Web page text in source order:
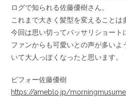
ログで知られる佐藤優樹さん。
これまで大きく髪型を変えることは
今回は思い切ってバッサリショート
ファンからも可愛いとの声が多いよ
いて大人っぽくなったと思います。
ビフォー佐藤優樹
https://ameblo.jp/